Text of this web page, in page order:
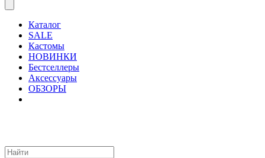
Каталог
SALE
Кастомы
НОВИНКИ
Бестселлеры
Аксессуары
ОБЗОРЫ